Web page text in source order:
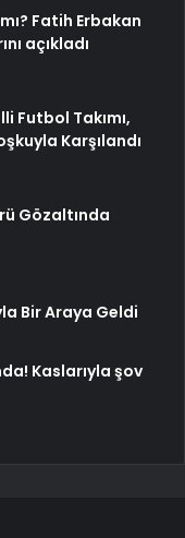
Fatih Erbakan
açıkladı
Futbol Takımı,
Karşılandı
Gözaltında
Bir Araya Geldi
Kaslarıyla şov